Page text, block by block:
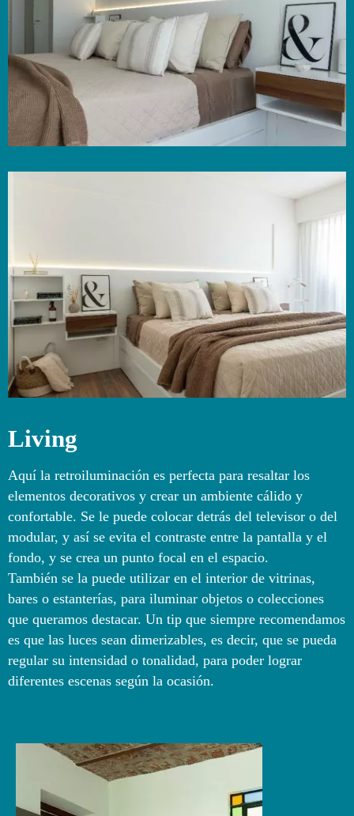
Living
Aquí la retroiluminación es perfecta para resaltar los
elementos decorativos y crear un ambiente cálido y
confortable. Se le puede colocar detrás del televisor o del
modular, y así se evita el contraste entre la pantalla y el
fondo, y se crea un punto focal en el espacio.
También se la puede utilizar en el interior de vitrinas,
bares o estanterías, para iluminar objetos o colecciones
que queramos destacar. Un tip que siempre recomendamos
es que las luces sean dimerizables, es decir, que se pueda
regular su intensidad o tonalidad, para poder lograr
diferentes escenas según la ocasión.